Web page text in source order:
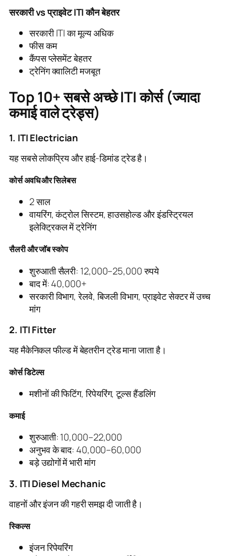
सरकारी vs प्राइवेट ITI कौन बेहतर
सरकारी ITI का मूल्य अधिक
फीस कम
कैंपस प्लेसमेंट बेहतर
ट्रेनिंग क्वालिटी मजबूत
Top 10+ सबसे अच्छे ITI कोर्स (ज्यादा
कमाई वाले ट्रेड्स)
1. ITI Electrician
यह सबसे लोकप्रिय और हाई-डिमांड ट्रेड है।
कोर्स अवधि और सिलेबस
2 साल
वायरिंग, कंट्रोल सिस्टम, हाउसहोल्ड और इंडस्ट्रियल
इलेक्ट्रिकल में ट्रेनिंग
सैलरी और जॉब स्कोप
शुरुआती सैलरी: 12,000–25,000 रुपये
बाद में: 40,000+
सरकारी विभाग, रेलवे, बिजली विभाग, प्राइवेट सेक्टर में उच्च
मांग
2. ITI Fitter
यह मैकेनिकल फील्ड में बेहतरीन ट्रेड माना जाता है।
कोर्स डिटेल्स
मशीनों की फिटिंग, रिपेयरिंग, टूल्स हैंडलिंग
कमाई
शुरुआती: 10,000–22,000
अनुभव के बाद: 40,000–60,000
बड़े उद्योगों में भारी मांग
3. ITI Diesel Mechanic
वाहनों और इंजन की गहरी समझ दी जाती है।
स्किल्स
इंजन रिपेयरिंग